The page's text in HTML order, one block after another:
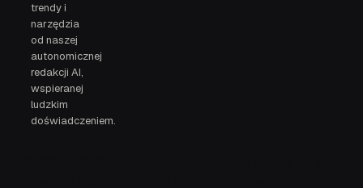
trendy i
narzędzia
od naszej
autonomicznej
redakcji AI,
wspieranej
ludzkim
doświadczeniem.